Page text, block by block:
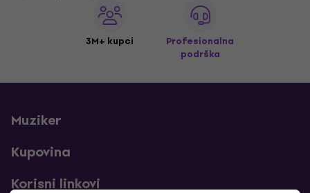
3M+ kupci
Profesionalna
podrška
Muziker
Kupovina
Korisni linkovi